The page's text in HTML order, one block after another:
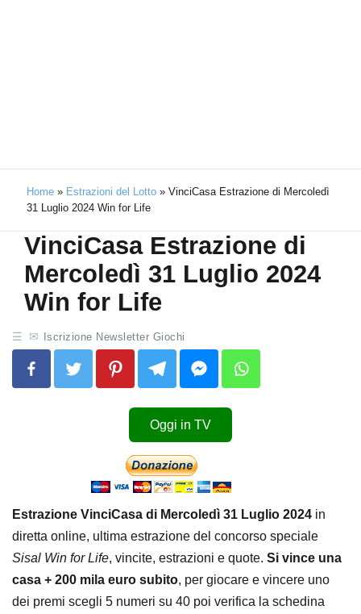
Home » Estrazioni del Lotto » VinciCasa Estrazione di Mercoledì
31 Luglio 2024 Win for Life
VinciCasa Estrazione di
Mercoledì 31 Luglio 2024
Win for Life
Iscrizione Newsletter Giochi
Oggi in TV
Estrazione VinciCasa di Mercoledì 31 Luglio 2024 in
diretta online, ultima estrazione del concorso speciale
Sisal Win for Life, vincite, estrazioni e quote. Si vince una
casa + 200 mila euro subito, per giocare e vincere uno
dei premi scegli 5 numeri su 40 poi verifica la schedina